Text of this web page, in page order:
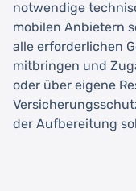
notwendige
mobilen Anbietern
alle erforderlichen
mitbringen und
oder über eigene
der Aufbereitung